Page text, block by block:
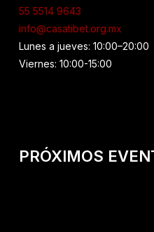
55 5514 9643
info@casatibet.org.mx
Lunes a jueves: 10:00–20:00
Viernes: 10:00-15:00
PRÓXIMOS